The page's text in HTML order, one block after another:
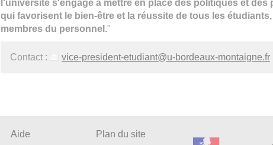
l'université s'engage à mettre en place des politiques et
qui favorisent le bien-être et la réussite de tous les
membres du personnel."
Contact : vice-president-etudiant@u-bordeaux-montaigne.fr
Aide Plan du site